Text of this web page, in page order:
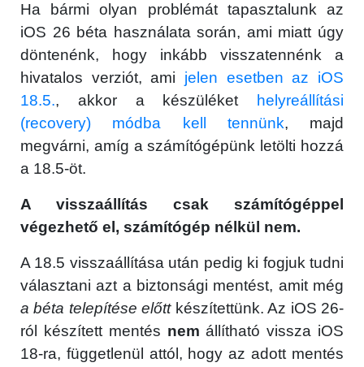
Ha bármi olyan problémát tapasztalunk az
iOS 26 béta használata során, ami miatt úgy
döntenénk, hogy inkább visszatennénk a
hivatalos verziót, ami jelen esetben az iOS
18.5., akkor a készüléket
helyreállítási
(recovery) módba kell tennünk, majd
megvárni, amíg a számítógépünk letölti hozzá
a 18.5-öt.
A visszaállítás csak számítógéppel
végezhető el, számítógép nélkül nem.
A 18.5 visszaállítása után pedig ki fogjuk tudni
választani azt a biztonsági mentést, amit még
a béta telepítése előttkészítettünk. Az iOS 26-
ról készített mentés nem állítható vissza iOS
18-ra, függetlenül attól, hogy az adott mentés